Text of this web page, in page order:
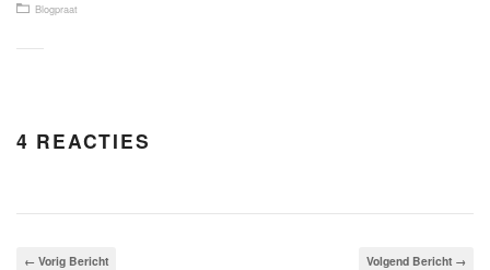
Blogpraat
4 REACTIES
Volgend Bericht →
← Vorig Bericht